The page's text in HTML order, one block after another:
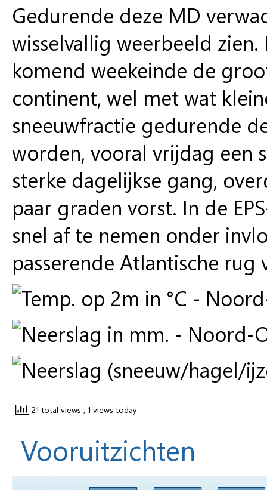
Gedurende deze MD
wisselvallig weerbeeld
komend weekeinde de
continent, wel met wat
sneeuwfractie gedurende
worden, vooral vrijdag een
sterke dagelijkse gang,
paar graden vorst. In de
snel af te nemen onder
passerende Atlantische rug
21 total views , 1 views today
Vooruitzichten